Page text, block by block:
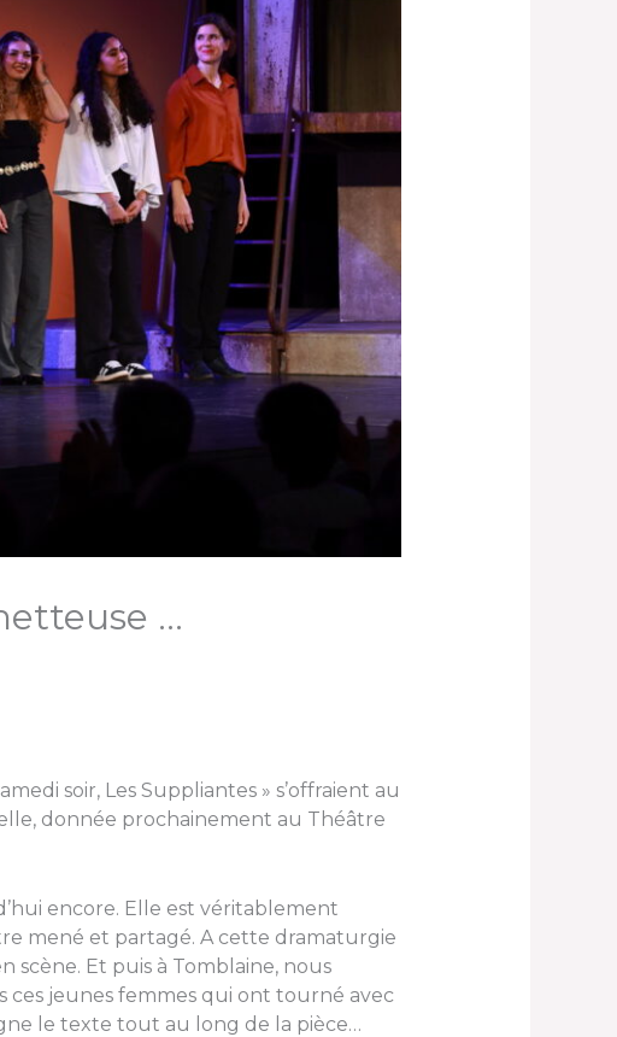
…
soir, Les Suppliantes » s’offraient au
donnée prochainement au Théâtre
encore. Elle est véritablement
mené et partagé. A cette dramaturgie
scène. Et puis à Tomblaine, nous
ces jeunes femmes qui ont tourné avec
le texte tout au long de la pièce…